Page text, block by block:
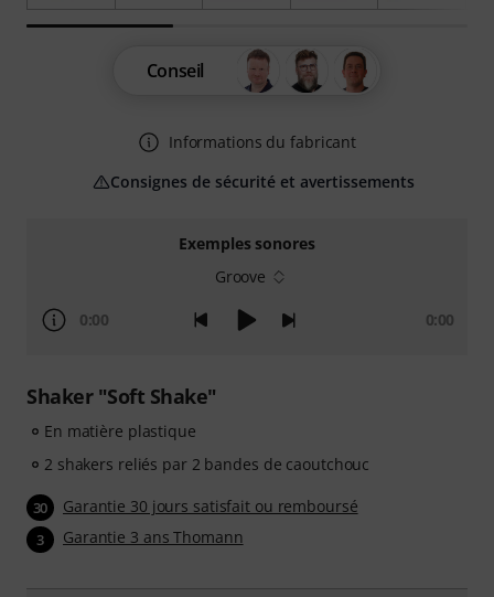
Exemples sonores
Groove
0:00 0:00
Shaker "Soft Shake"
En matière plastique
2 shakers reliés par 2 bandes de caoutchouc
30 Garantie 30 jours satisfait ou remboursé
3 Garantie 3 ans Thomann
Conseil
Informations du fabricant
Consignes de sécurité et avertissements